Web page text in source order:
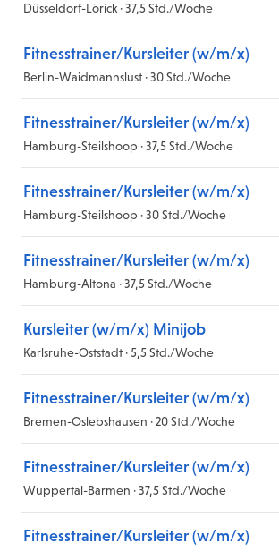
Düsseldorf-Lörick · 37,5 Std./Woche
Fitnesstrainer/Kursleiter (w/m/x)
Berlin-Waidmannslust · 30 Std./Woche
Fitnesstrainer/Kursleiter (w/m/x)
Hamburg-Steilshoop · 37,5 Std./Woche
Fitnesstrainer/Kursleiter (w/m/x)
Hamburg-Steilshoop · 30 Std./Woche
Fitnesstrainer/Kursleiter (w/m/x)
Hamburg-Altona · 37,5 Std./Woche
Kursleiter (w/m/x) Minijob
Karlsruhe-Oststadt · 5,5 Std./Woche
Fitnesstrainer/Kursleiter (w/m/x)
Bremen-Oslebshausen · 20 Std./Woche
Fitnesstrainer/Kursleiter (w/m/x)
Wuppertal-Barmen · 37,5 Std./Woche
Fitnesstrainer/Kursleiter (w/m/x)